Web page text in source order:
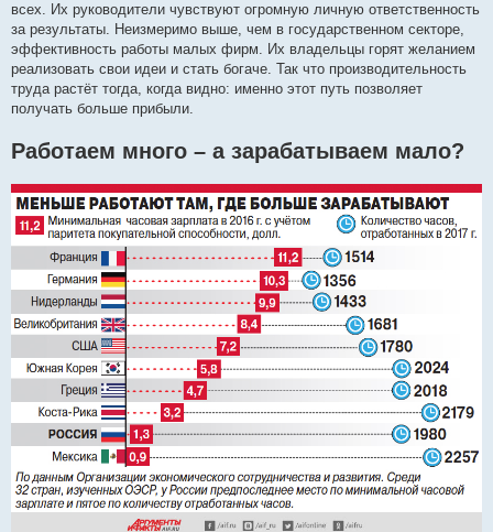
всех. Их руководители чувствуют огромную личную ответственность
за результаты. Неизмеримо выше, чем в государственном секторе,
эффективность работы малых фирм. Их владельцы горят желанием
реализовать свои идеи и стать богаче. Так что производительность
труда растёт тогда, когда видно: именно этот путь позволяет
получать больше прибыли.
Работаем много – а зарабатываем мало?